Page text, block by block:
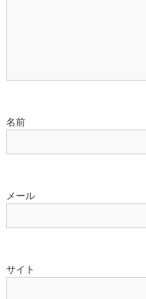
名前
メール
サイト